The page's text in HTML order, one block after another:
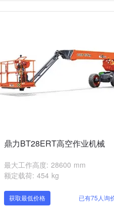
鼎力BT28ERT高空作业机械
最大工作高度: 28600 mm
额定载荷: 454 kg
获取最低价格 已有75人询